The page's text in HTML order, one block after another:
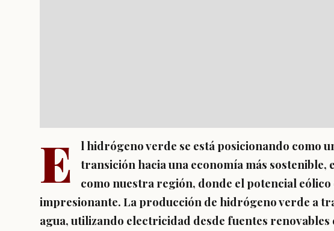
E
l hidrógeno verde se está posicionando como
transición hacia una economía más sostenible,
como nuestra región, donde el potencial eólico
impresionante. La producción de hidrógeno verde a
agua, utilizando electricidad desde fuentes renovables